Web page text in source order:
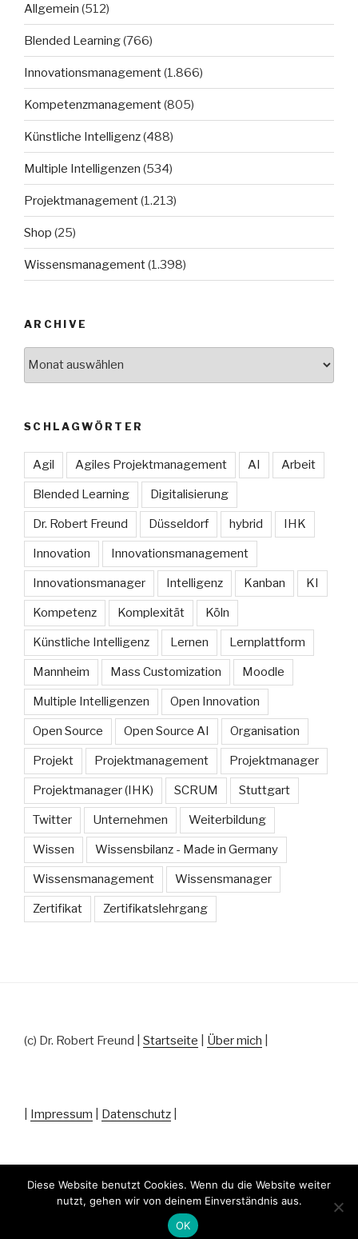
Allgemein (512)
Blended Learning(766)
Innovationsmanagement(1.866)
Kompetenzmanagement(805)
Künstliche Intelligenz(488)
Multiple Intelligenzen (534)
Projektmanagement(1.213)
Shop (25)
Wissensmanagement(1.398)
ARCHIVE
SCHLAGWÖRTER
Agil Agiles Projektmanagement AI Arbeit
Blended Learning Digitalisierung
Dr. Robert Freund Düsseldorf hybrid IHK
Innovation Innovationsmanagement
Innovationsmanager Intelligenz Kanban KI
Kompetenz Komplexität Köln
Künstliche Intelligenz Lernen Lernplattform
Mannheim Mass Customization Moodle
Multiple Intelligenzen Open Innovation
Open Source Open Source AI Organisation
Projekt Projektmanagement Projektmanager
Projektmanager (IHK) SCRUM Stuttgart
Twitter Unternehmen Weiterbildung
Wissen Wissensbilanz - Made in Germany
Wissensmanagement Wissensmanager
Zertifikat Zertifikatslehrgang
(c) Dr. Robert Freund | Startseite Über mich
Impressum Datenschutz
Datenschutz Stolz präsentiert von WordPress
Diese Website benutzt Cookies. Wenn du die Website weiter
nutzt, gehen wir von deinem Einverständnis aus.
OK